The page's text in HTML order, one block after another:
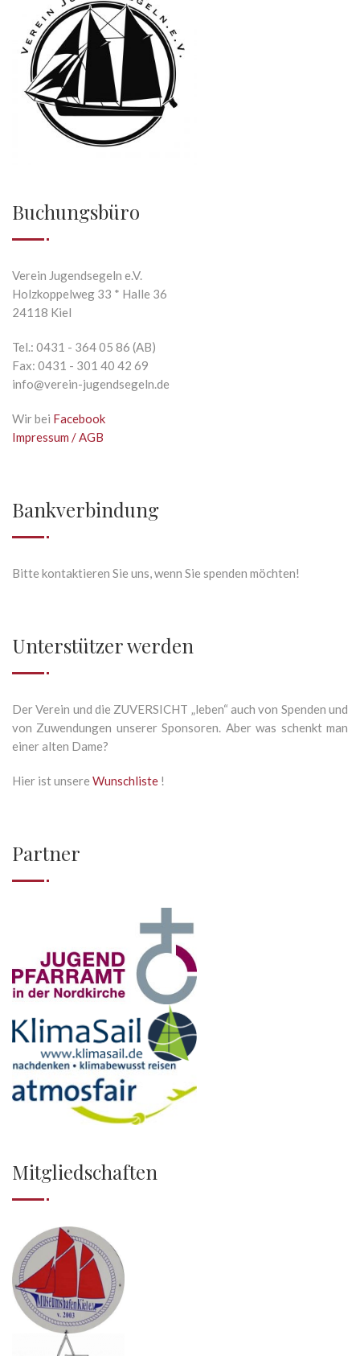
Buchungsbüro
Verein Jugendsegeln e.V.
Holzkoppelweg 33 * Halle 36
24118 Kiel
Tel.: 0431 - 364 05 86 (AB)
Fax: 0431 - 301 40 42 69
info@verein-jugendsegeln.de
Wir bei Facebook
Impressum / AGB
Bankverbindung
Bitte kontaktieren Sie uns, wenn Sie spenden möchten!
Unterstützer werden
Der Verein und die ZUVERSICHT „leben“ auch von Spenden und
von Zuwendungen unserer Sponsoren. Aber was schenkt man
einer alten Dame?
Hier ist unsere Wunschliste !
Partner
Mitgliedschaften